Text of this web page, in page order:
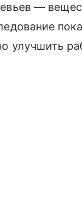
—
улучшить